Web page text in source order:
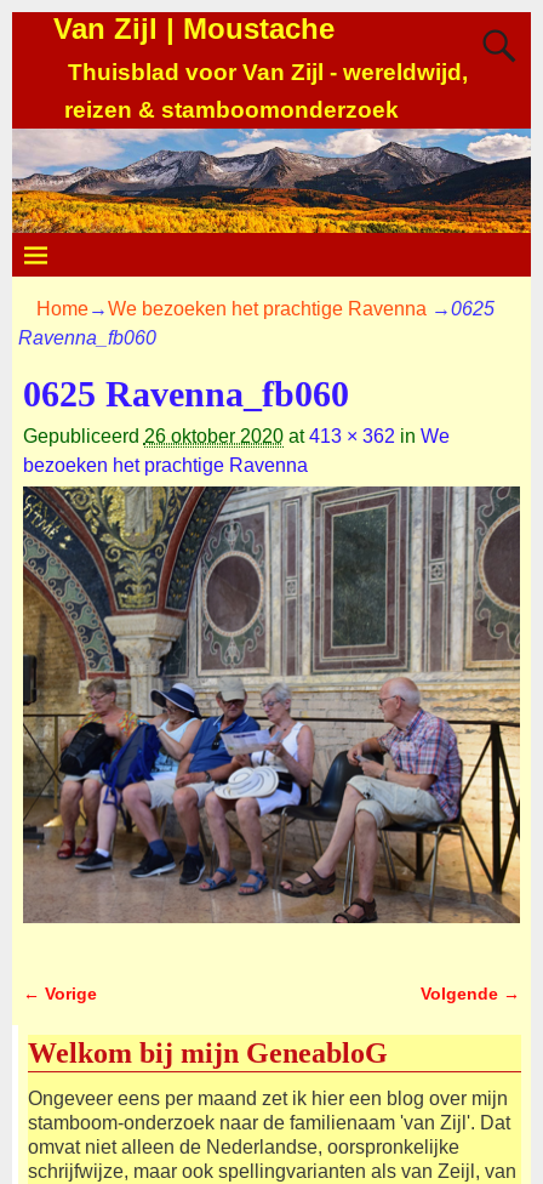
Van Zijl | Moustache
Thuisblad voor Van Zijl - wereldwijd,
reizen & stamboomonderzoek
Home→We bezoeken het prachtige Ravenna →0625
Ravenna_fb060
0625 Ravenna_fb060
Gepubliceerd 26 oktober 2020at413 × 362 in We
bezoeken het prachtige Ravenna
← Vorige Volgende →
Welkom bij mijn GeneabloG
Ongeveer eens per maand zet ik hier een blog over mijn
stamboom-onderzoek naar de familienaam 'van Zijl'. Dat
omvat niet alleen de Nederlandse, oorspronkelijke
schrijfwijze, maar ook spellingvarianten als van Zeijl, van